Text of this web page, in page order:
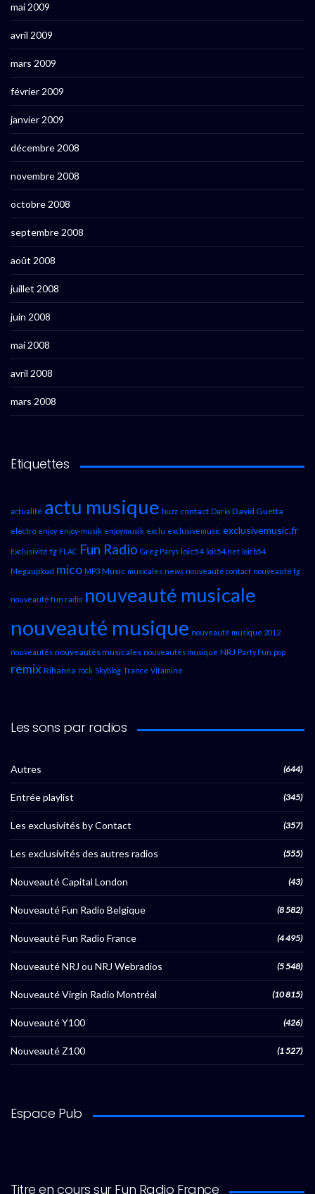
mai 2009
avril 2009
mars 2009
février 2009
janvier 2009
décembre 2008
novembre 2008
octobre 2008
septembre 2008
août 2008
juillet 2008
juin 2008
mai 2008
avril 2008
mars 2008
Étiquettes
actualité actu musique buzz contact Dario David Guetta
electro enjoy enjoy-musik enjoymusik exclu exclusivemusic exclusivemusic.fr
Exclusivité fg FLAC Fun Radio Greg Parys loic54 loic54.net loicb54
Megaupload mico MP3 Music musicales news nouveauté contact nouveauté fg
nouveauté fun radio nouveauté musicale
nouveauté musique nouveauté musique 2012
nouveautés nouveautés musicales nouveautés musique NRJ Party Fun pop
remix Rihanna rock Skyblog Trance Vitamine
Les sons par radios
Autres (644)
Entrée playlist (345)
Les exclusivités by Contact (357)
Les exclusivités des autres radios (555)
Nouveauté Capital London (43)
Nouveauté Fun Radio Belgique (8 582)
Nouveauté Fun Radio France (4 495)
Nouveauté NRJ ou NRJ Webradios (5 548)
Nouveauté Virgin Radio Montréal (10 815)
Nouveauté Y100 (426)
Nouveauté Z100 (1 527)
Espace Pub
Titre en cours sur Fun Radio France